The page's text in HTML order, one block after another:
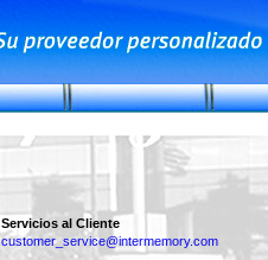
Servicios al Cliente
customer_service@intermemory.com